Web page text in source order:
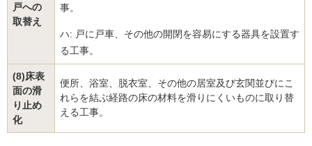
戸への
取替え
事。
ハ: 戸に戸車、その他の開閉を容易にする器具を設置す
る工事。
(8)床表
面の滑
り止め
化
便所、浴室、脱衣室、その他の居室及び玄関並びにこ
れらを結ぶ経路の床の材料を滑りにくいものに取り替
える工事。